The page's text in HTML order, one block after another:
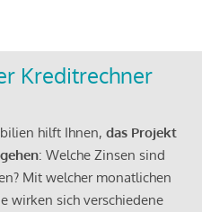
Kreditrechner
hilft Ihnen, das Projekt
: Welche Zinsen sind
Mit welcher monatlichen
wirken sich verschiedene